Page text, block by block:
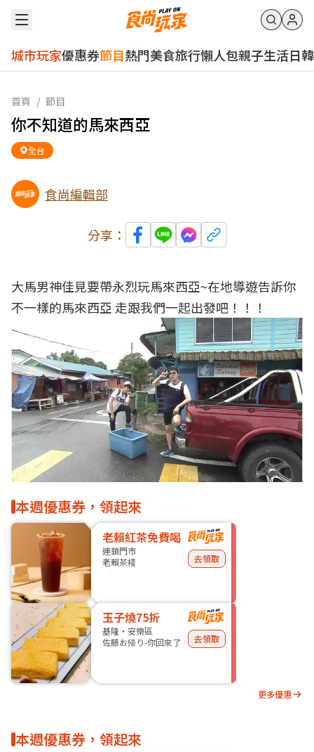
城市玩家優惠券節目熱門美食旅行懶人包親子生活日韓
首頁 / 節目
你不知道的馬來西亞
全台
食尚編輯部
分享：
大馬男神佳見要帶永烈玩馬來西亞~在地導遊告訴你
不一樣的馬來西亞 走跟我們一起出發吧！！！
本週優惠券，領起來
老賴紅茶免費喝
連鎖門市
老賴茶棧
去領取
玉子燒75折
基隆・安樂區
佐藤お帰り-你回來了
去領取
更多優惠
本週優惠券，領起來